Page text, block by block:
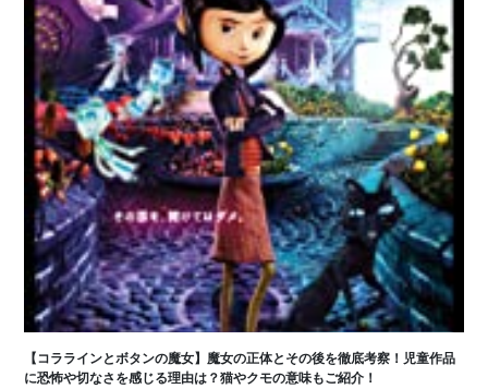
【コララインとボタンの魔女】魔女の正体とその後を徹底考察！児童作品
に恐怖や切なさを感じる理由は？猫やクモの意味もご紹介！